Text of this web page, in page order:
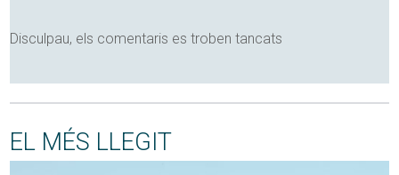
Disculpau, els comentaris es troben tancats
EL MÉS LLEGIT